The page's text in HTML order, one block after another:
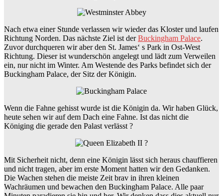
Nach etwa einer Stunde verlassen wir wieder das Kloster und laufen
Richtung Norden. Das nächste Ziel ist derBuckingham Palace.
Zuvor durchqueren wir aber den St. James‘ s Park in Ost-West
Richtung. Dieser ist wunderschön angelegt und lädt zum Verweilen
ein, nur nicht im Winter. Am Westende des Parks befindet sich der
Buckingham Palace, der Sitz der Königin.
Wenn die Fahne gehisst wurde ist die Königin da. Wir haben Glück,
heute sehen wir auf dem Dach eine Fahne. Ist das nicht die
Königing die gerade den Palast verlässt ?
Mit Sicherheit nicht, denn eine Königin lässt sich heraus chauffieren
und nicht tragen, aber im erste Moment hatten wir den Gedanken.
Die Wachen stehen die meiste Zeit brav in ihren kleinen
Wachräumen und bewachen den Buckingham Palace. Alle paar